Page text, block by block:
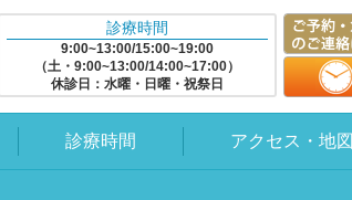
診療時間
9:00~13:00/15:00~19:00
（土・9:00~13:00/14:00~17:00）
休診日：水曜・日曜・祝祭日
診療時間 アクセス・地図